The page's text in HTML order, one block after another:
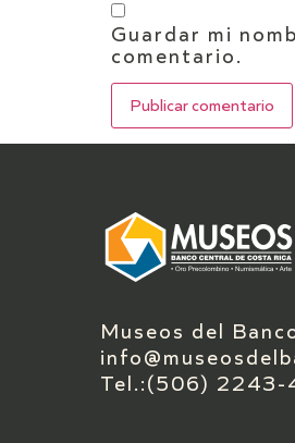
Guardar mi
comentario.
Museos del
Tel.:(506) 2243-